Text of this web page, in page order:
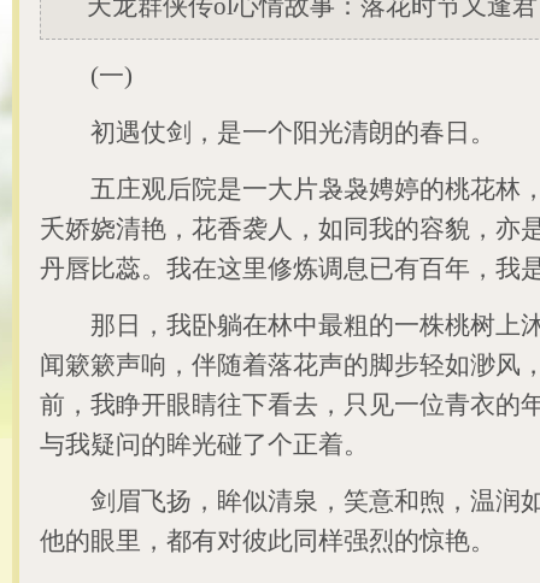
天龙群侠传ol心情故事：落花时节又逢
(一)
初遇仗剑，是一个阳光清朗的春日。
五庄观后院是一大片袅袅娉婷的桃花林
夭娇娆清艳，花香袭人，如同我的容貌，亦
丹唇比蕊。我在这里修炼调息已有百年，我
那日，我卧躺在林中最粗的一株桃树上
闻簌簌声响，伴随着落花声的脚步轻如渺风
前，我睁开眼睛往下看去，只见一位青衣的
与我疑问的眸光碰了个正着。
剑眉飞扬，眸似清泉，笑意和煦，温润
他的眼里，都有对彼此同样强烈的惊艳。